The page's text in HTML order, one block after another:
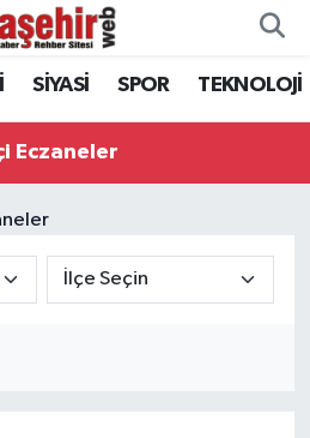
SİYASİ SPOR TEKNOLOJİ
Eczaneler
ve Fikstür